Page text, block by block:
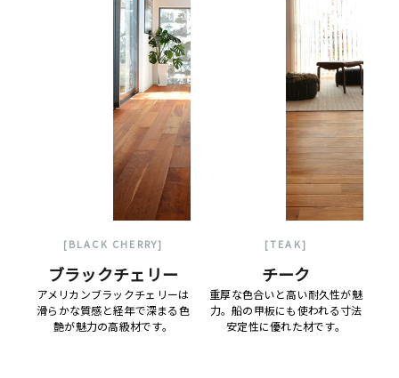
[BLACK CHERRY]
ブラックチェリー
アメリカンブラックチェリーは
滑らかな質感と経年で深まる色
艶が魅力の高級材です。
[TEAK]
チーク
重厚な色合いと高い耐久性が魅
力。船の甲板にも使われる寸法
安定性に優れた材です。